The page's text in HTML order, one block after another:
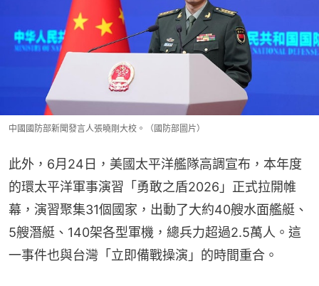
中國國防部新聞發言人張曉剛大校。（國防部圖片）
此外，6月24日，美國太平洋艦隊高調宣布，本年度
的環太平洋軍事演習「勇敢之盾2026」正式拉開帷
幕，演習聚集31個國家，出動了大約40艘水面艦艇、
5艘潛艇、140架各型軍機，總兵力超過2.5萬人。這
一事件也與台灣「立即備戰操演」的時間重合。